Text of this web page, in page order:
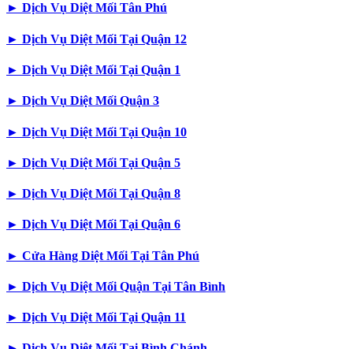
► Dịch Vụ Diệt Mối Tân Phú
► Dịch Vụ Diệt Mối Tại Quận 12
► Dịch Vụ Diệt Mối Tại Quận 1
► Dịch Vụ Diệt Mối Quận 3
► Dịch Vụ Diệt Mối Tại Quận 10
► Dịch Vụ Diệt Mối Tại Quận 5
► Dịch Vụ Diệt Mối Tại Quận 8
► Dịch Vụ Diệt Mối Tại Quận 6
► Cửa Hàng Diệt Mối Tại Tân Phú
► Dịch Vụ Diệt Mối Quận Tại Tân Bình
► Dịch Vụ Diệt Mối Tại Quận 11